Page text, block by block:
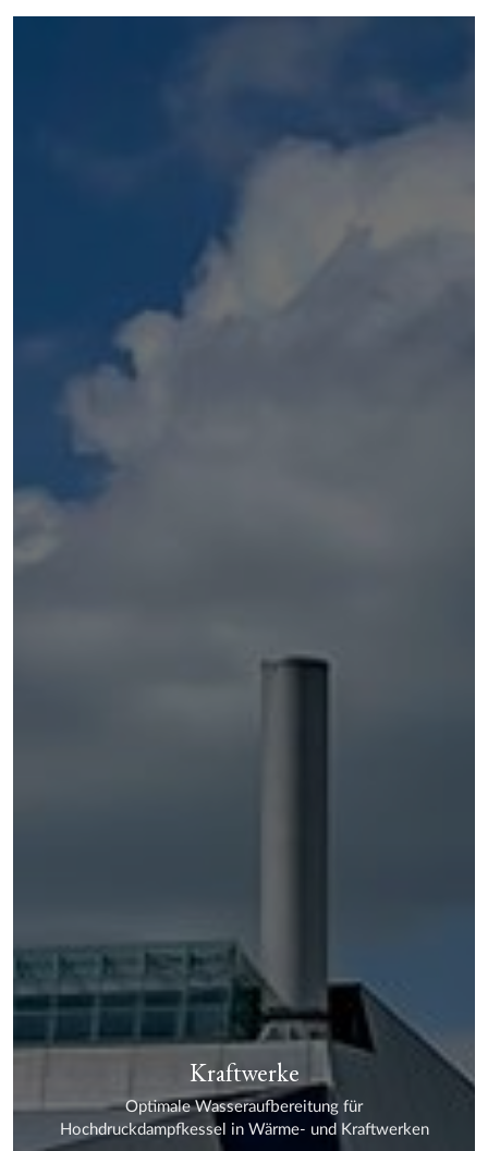
Kraftwerke
Optimale Wasseraufbereitung für
Hochdruckdampfkessel in Wärme- und Kraftwerken